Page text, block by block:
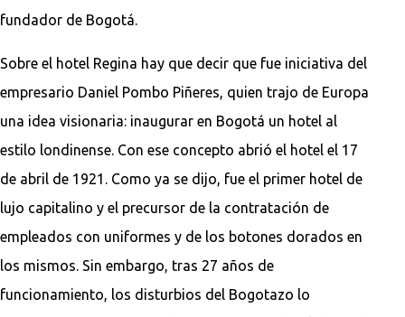
fundador de Bogotá.
Sobre el hotel Regina hay que decir que fue iniciativa del
empresario Daniel Pombo Piñeres, quien trajo de Europa
una idea visionaria: inaugurar en Bogotá un hotel al
estilo londinense. Con ese concepto abrió el hotel el 17
de abril de 1921. Como ya se dijo, fue el primer hotel de
lujo capitalino y el precursor de la contratación de
empleados con uniformes y de los botones dorados en
los mismos. Sin embargo, tras 27 años de
funcionamiento, los disturbios del Bogotazo lo